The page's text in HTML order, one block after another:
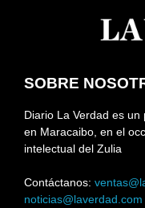
SOBRE
Diario La Verdad es
en Maracaibo, en el
intelectual del Zulia
Contáctanos:
noticias@laverdad.com